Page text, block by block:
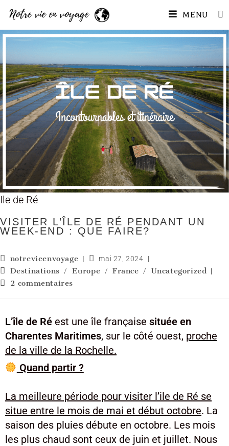
MENU
Ile de Ré
VISITER L’ÎLE DE RÉ PENDANT UN
WEEK-END : QUE FAIRE?
notrevieenvoyage mai 27, 2024
Destinations / Europe / France /
Uncategorized
2 commentaires
L’île de Ré est une île française située en
Charentes Maritimes, sur le côté ouest, proche
de la ville de la Rochelle.
Quand partir ?
La meilleure période pour visiter l’ile de Ré se
situe entre le mois de mai et début octobre. La
saison des pluies débute en octobre. Les mois
les plus chaud sont ceux de juin et juillet. Nous